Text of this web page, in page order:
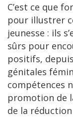
C’est ce que
pour illustrer
jeunesse : ils
sûrs pour
positifs,
génitales
compétences
promotion de
de la